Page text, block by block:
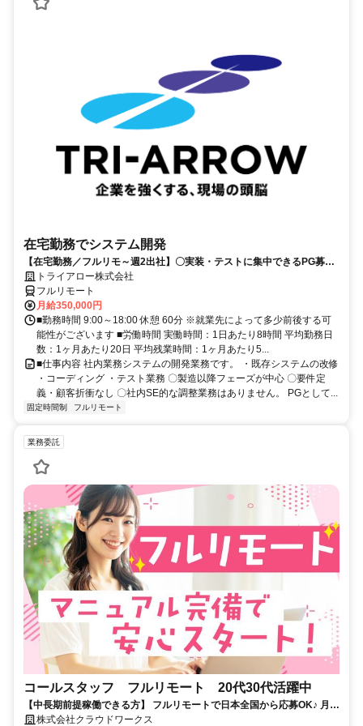
在宅勤務でシステム開発
【在宅勤務／フルリモ～週2出社】〇実装・テストに集中できるPG募集
〇業務用端末貸与あり
トライアロー株式会社
フルリモート
月給350,000円
■勤務時間 9:00～18:00 休憩 60分 ※就業先によって多少前後する可
能性がございます ■労働時間 実働時間：1日あたり8時間 平均勤務日
数：1ヶ月あたり20日 平均残業時間：1ヶ月あたり5...
■仕事内容 社内業務システムの開発業務です。 ・既存システムの改修
・コーディング ・テスト業務 〇製造以降フェーズが中心 〇要件定
義・顧客折衝なし 〇社内SE的な調整業務はありません。 PGとして...
固定時間制 フルリモート
業務委託
コールスタッフ フルリモート 20代30代活躍中
【中長期前提稼働できる方】 フルリモートで日本全国から応募OK♪ 月稼
働80時間で安定収入！
株式会社クラウドワークス